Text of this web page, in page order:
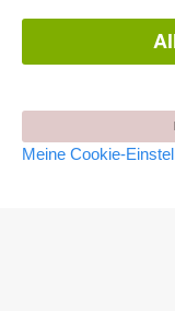
Meine Cookie-
Bereitstellung von E-Books
Häufig gestellte Fragen (FAQ)
Versandkosten
AGB